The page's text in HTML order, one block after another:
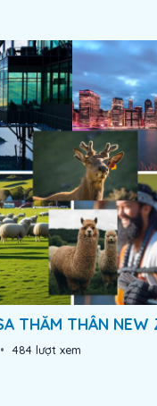
THĂM THÂN NEW
• 484 lượt xem